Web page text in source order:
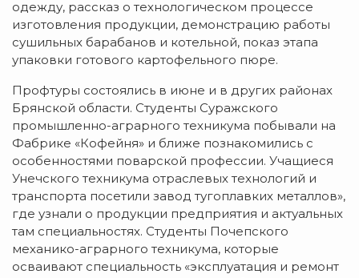
одежду, рассказ о технологическом процессе
изготовления продукции, демонстрацию работы
сушильных барабанов и котельной, показ этапа
упаковки готового картофельного пюре.
Профтуры состоялись в июне и в других районах
Брянской области. Студенты Суражского
промышленно-аграрного техникума побывали на
Фабрике «Кофейня» и ближе познакомились с
особенностями поварской профессии. Учащиеся
Унечского техникума отраслевых технологий и
транспорта посетили завод тугоплавких металлов»,
где узнали о продукции предприятия и актуальных
там специальностях. Студенты Почепского
механико-аграрного техникума, которые
осваивают специальность «эксплуатация и ремонт